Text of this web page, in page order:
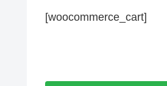
[woocommerce_cart]